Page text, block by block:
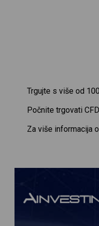
Trgujte s više od
Počnite trgovati
Za više informacija